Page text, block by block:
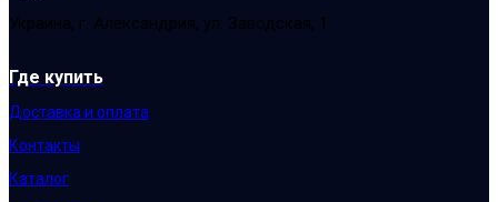
Украина, г. Александрия, ул. Заводская, 1
Где купить
Доставка и оплата
Контакты
Каталог